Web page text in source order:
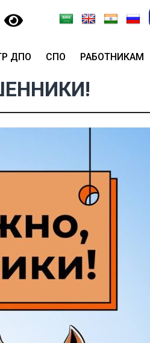
ДПО СПО РАБОТНИКАМ